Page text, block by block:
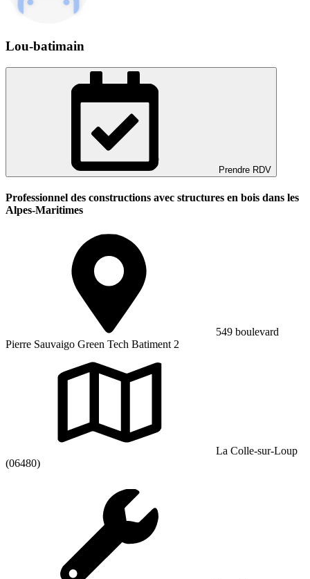
Lou-batimain
Prendre RDV
Professionnel des constructions avec structures en bois dans les
Alpes-Maritimes
549 boulevard
Pierre Sauvaigo Green Tech Batiment 2
La Colle-sur-Loup
(06480)